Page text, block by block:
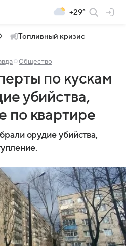
+29°
Топливный кризис
Общество
по кускам
убийства,
по квартире
орудие убийства,